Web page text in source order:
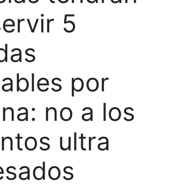
5
por
no a los
ultra